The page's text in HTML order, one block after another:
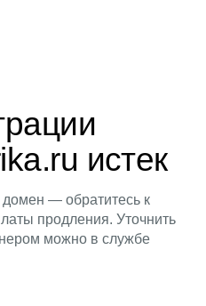
истек
домен — обратитесь к
продления. Уточнить
можно в службе